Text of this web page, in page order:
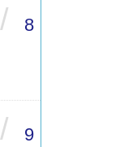
/ 8
/ 9